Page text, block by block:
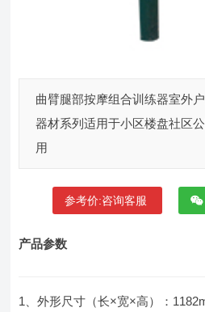
曲臂腿部按摩组合训练器室外
器材系列适用于小区楼盘社区
用
参考价:咨询客服
产品参数
1、外形尺寸（长×宽×高）：